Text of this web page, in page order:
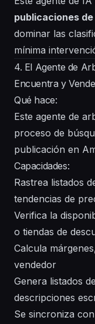
publicaciones
dominar las
mínima
4. El Agente de
Encuentra y
Qué hace:
Este agente de
proceso de
publicación en
Capacidades:
Rastrea listados
tendencias de
Verifica la
o tiendas de
Calcula
vendedor
Genera listados
descripciones
Se sincroniza